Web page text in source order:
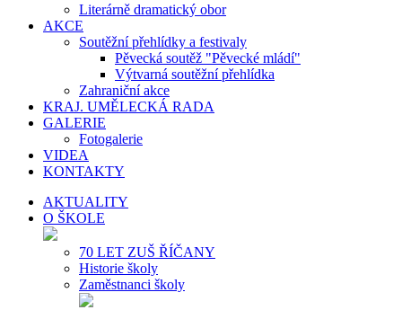
Literárně dramatický obor
AKCE
Soutěžní přehlídky a festivaly
Pěvecká soutěž "Pěvecké mládí"
Výtvarná soutěžní přehlídka
Zahraniční akce
KRAJ. UMĚLECKÁ RADA
GALERIE
Fotogalerie
VIDEA
KONTAKTY
AKTUALITY
O ŠKOLE
70 LET ZUŠ ŘÍČANY
Historie školy
Zaměstnanci školy